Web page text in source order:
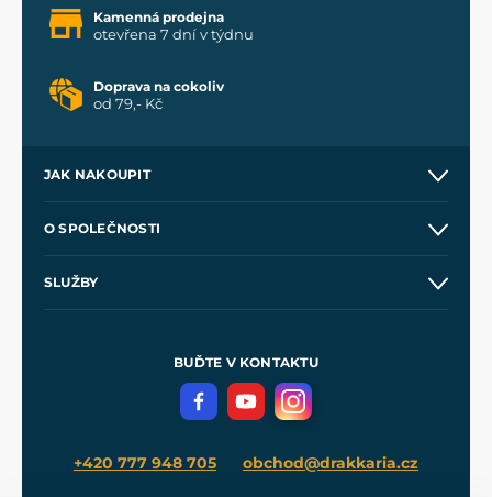
Kamenná prodejna
otevřena 7 dní v týdnu
Doprava na cokoliv
od 79,- Kč
JAK NAKOUPIT
Velkoobchod
O SPOLEČNOSTI
SLUŽBY
Meče pro Kingdom Come
BUĎTE V KONTAKTU
+420 777 948 705 obchod@drakkaria.cz